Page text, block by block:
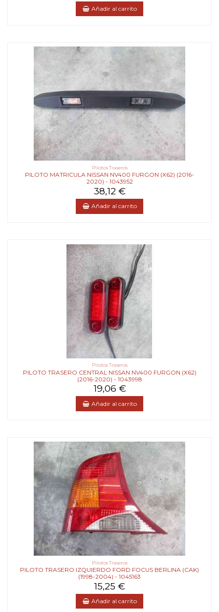
Añadir al carrito
Pilotos Traseros
PILOTO MATRICULA NISSAN NV400 FURGON (X62) (2016-
2020) - 1043952
38,12 €
Añadir al carrito
Pilotos Traseros
PILOTO TRASERO CENTRAL NISSAN NV400 FURGON (X62)
(2016-2020) - 1043998
19,06 €
Añadir al carrito
Pilotos Traseros
PILOTO TRASERO IZQUIERDO FORD FOCUS BERLINA (CAK)
(1998-2004) - 1045163
15,25 €
Añadir al carrito